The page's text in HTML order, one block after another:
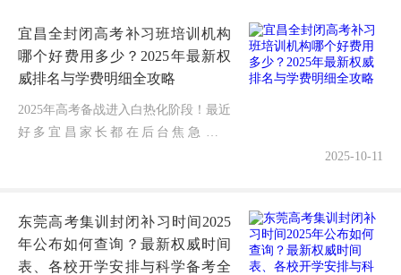
宜昌全封闭高考补习班培训机构
哪个好费用多少？2025年最新权
威排名与学费明细全攻略
2025年高考备战进入白热化阶段！最近
好多宜昌家长都在后台焦急地问
作...
2025-10-11
东莞高考集训封闭补习时间2025
年公布如何查询？最新权威时间
表、各校开学安排与科学备考全